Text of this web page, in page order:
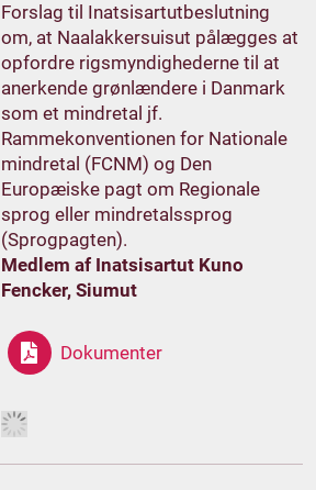
Forslag til Inatsisartutbeslutning
om, at Naalakkersuisut pålægges at
opfordre rigsmyndighederne til at
anerkende grønlændere i Danmark
som et mindretal jf.
Rammekonventionen for Nationale
mindretal (FCNM) og Den
Europæiske pagt om Regionale
sprog eller mindretalssprog
(Sprogpagten).
Medlem af Inatsisartut Kuno
Fencker, Siumut
Dokumenter